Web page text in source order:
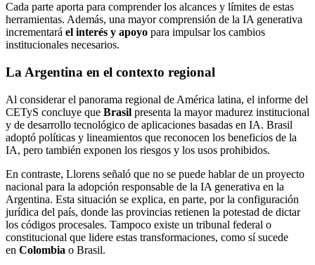
Cada parte aporta para comprender los alcances y límites de estas
herramientas. Además, una mayor comprensión de la IA generativa
incrementará el interés y apoyo para impulsar los cambios
institucionales necesarios.
La Argentina en el contexto regional
Al considerar el panorama regional de América latina, el informe del
CETyS concluye que Brasil presenta la mayor madurez institucional
y de desarrollo tecnológico de aplicaciones basadas en IA. Brasil
adoptó políticas y lineamientos que reconocen los beneficios de la
IA, pero también exponen los riesgos y los usos prohibidos.
En contraste, Llorens señaló que no se puede hablar de un proyecto
nacional para la adopción responsable de la IA generativa en la
Argentina. Esta situación se explica, en parte, por la configuración
jurídica del país, donde las provincias retienen la potestad de dictar
los códigos procesales. Tampoco existe un tribunal federal o
constitucional que lidere estas transformaciones, como sí sucede
en Colombia o Brasil.